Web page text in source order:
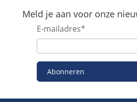
Meld je aan voor onze
E-mailadres*
Abonneren